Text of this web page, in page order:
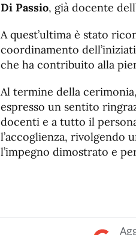
Di Passio, già docente
A quest’ultima è stato
coordinamento
che ha contribuito alla
Al termine della
espresso un sentito
docenti e a tutto il
l’accoglienza, rivolgendo
l’impegno dimostrato e